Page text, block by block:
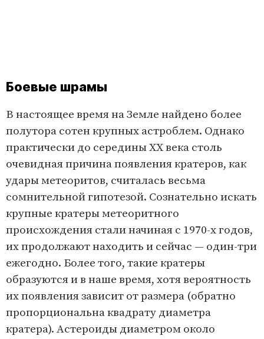
Боевые шрамы
В настоящее время на Земле найдено более
полутора сотен крупных астроблем. Однако
практически до середины XX века столь
очевидная причина появления кратеров, как
удары метеоритов, считалась весьма
сомнительной гипотезой. Сознательно искать
крупные кратеры метеоритного
происхождения стали начиная с 1970-х годов,
их продолжают находить и сейчас — один-три
ежегодно. Более того, такие кратеры
образуются и в наше время, хотя вероятность
их появления зависит от размера (обратно
пропорциональна квадрату диаметра
кратера). Астероиды диаметром около